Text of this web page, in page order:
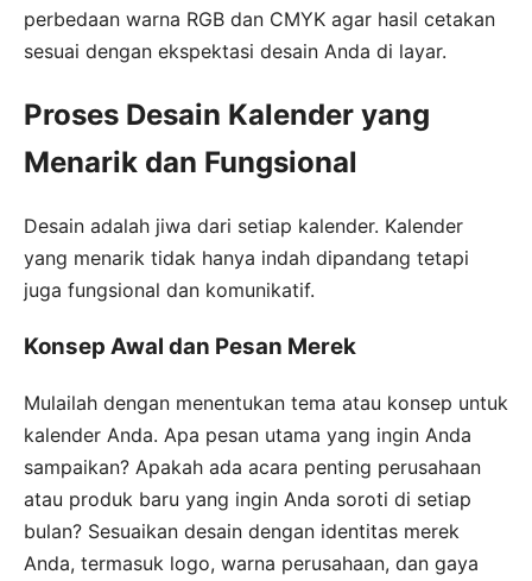
perbedaan warna RGB dan CMYK agar hasil cetakan
sesuai dengan ekspektasi desain Anda di layar.
Proses Desain Kalender yang
Menarik dan Fungsional
Desain adalah jiwa dari setiap kalender. Kalender
yang menarik tidak hanya indah dipandang tetapi
juga fungsional dan komunikatif.
Konsep Awal dan Pesan Merek
Mulailah dengan menentukan tema atau konsep untuk
kalender Anda. Apa pesan utama yang ingin Anda
sampaikan? Apakah ada acara penting perusahaan
atau produk baru yang ingin Anda soroti di setiap
bulan? Sesuaikan desain dengan identitas merek
Anda, termasuk logo, warna perusahaan, dan gaya